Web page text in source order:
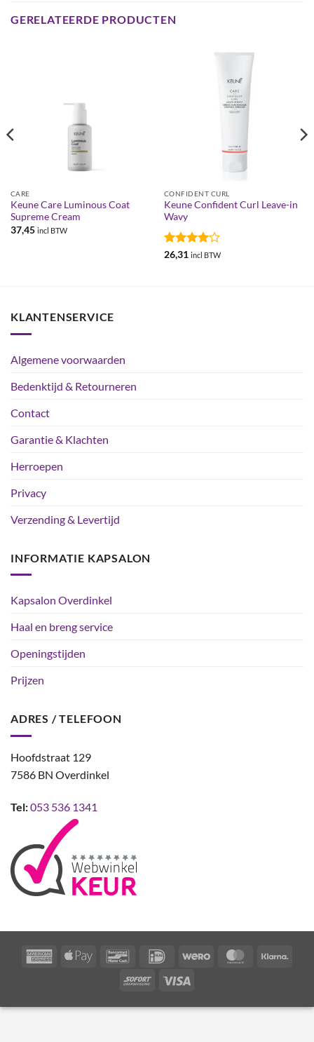
GERELATEERDE PRODUCTEN
CARE
Keune Care Luminous Coat
Supreme Cream
37,45 incl BTW
CONFIDENT CURL
Keune Confident Curl Leave-in
Wavy
Gewaardeerd
26,31 incl BTW
KLANTENSERVICE
Algemene voorwaarden
Bedenktijd & Retourneren
Contact
Garantie & Klachten
Herroepen
Privacy
Verzending & Levertijd
INFORMATIE KAPSALON
Kapsalon Overdinkel
Haal en breng service
Openingstijden
Prijzen
ADRES / TELEFOON
Hoofdstraat 129
7586 BN Overdinkel
Tel:053 536 1341
AmericanApple
BancontactIDeal Wero MasterCard
Sofort